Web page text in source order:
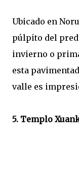
Ubicado en
púlpito del
invierno o
esta
valle es
5. Templo